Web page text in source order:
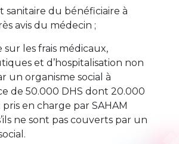
sanitaire du bénéficiaire à
avis du médecin ;
sur les frais médicaux,
et d’hospitalisation non
un organisme social à
de 50.000 DHS dont 20.000
en charge par SAHAM
ne sont pas couverts par un